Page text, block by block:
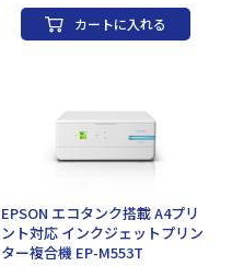
カートに入れる
EPSON エコタンク搭載 A4プリ
ント対応 インクジェットプリン
ター複合機 EP-M553T